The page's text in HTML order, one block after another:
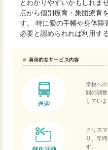
とわかりやすいかもしれま
点から個別療育・集団療育
す。 特に愛の手帳や身体障
必要と認められれば利用す
学校へ
間の調
していま
クリス
り、年
す。